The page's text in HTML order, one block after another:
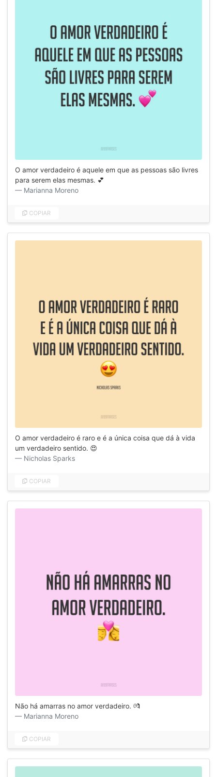
O amor verdadeiro é aquele em que as pessoas são livres
para serem elas mesmas. 💕
Marianna Moreno
COPIAR
O amor verdadeiro é raro e é a única coisa que dá à vida
um verdadeiro sentido. 😍
Nicholas Sparks
COPIAR
Não há amarras no amor verdadeiro. 💏
Marianna Moreno
COPIAR